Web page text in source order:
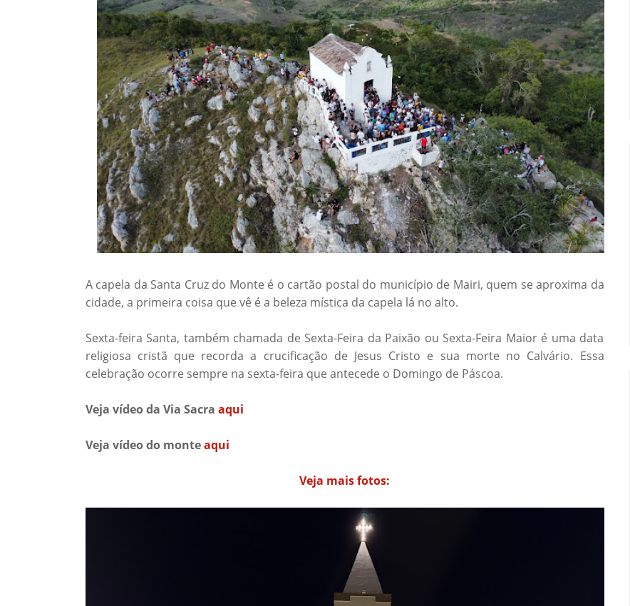
A capela da Santa Cruz do Monte é o cartão postal do município de Mairi, quem se aproxima da
cidade, a primeira coisa que vê é a beleza mística da capela lá no alto.
Sexta-feira Santa, também chamada de Sexta-Feira da Paixão ou Sexta-Feira Maior é uma data
religiosa cristã que recorda a crucificação de Jesus Cristo e sua morte no Calvário. Essa
celebração ocorre sempre na sexta-feira que antecede o Domingo de Páscoa.
Veja vídeo da Via Sacra aqui
Veja vídeo do monteaqui
Veja mais fotos: